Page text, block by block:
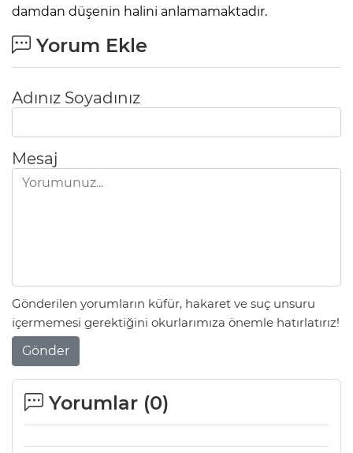
damdan düşenin halini anlamamaktadır.
Yorum Ekle
Adınız Soyadınız
Mesaj
Gönderilen yorumların küfür, hakaret ve suç unsuru
içermemesi gerektiğini okurlarımıza önemle hatırlatırız!
Gönder
Yorumlar (0)